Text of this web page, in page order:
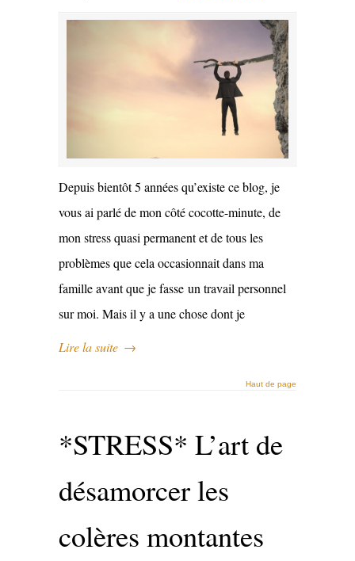
Depuis bientôt 5 années qu’existe ce blog, je
vous ai parlé de mon côté cocotte-minute, de
mon stress quasi permanent et de tous les
problèmes que cela occasionnait dans ma
famille avant que je fasse un travail personnel
sur moi. Mais il y a une chose dont je
Lire la suite →
Haut de page
*STRESS* L’art de
désamorcer les
colères montantes